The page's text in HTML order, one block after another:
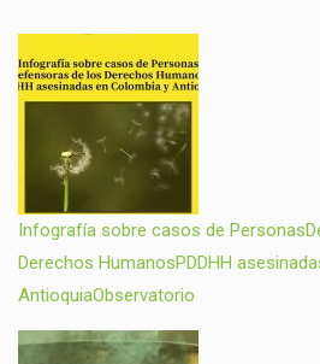
Infografía sobre casos de
Derechos HumanosPDDHH
AntioquiaObservatorio